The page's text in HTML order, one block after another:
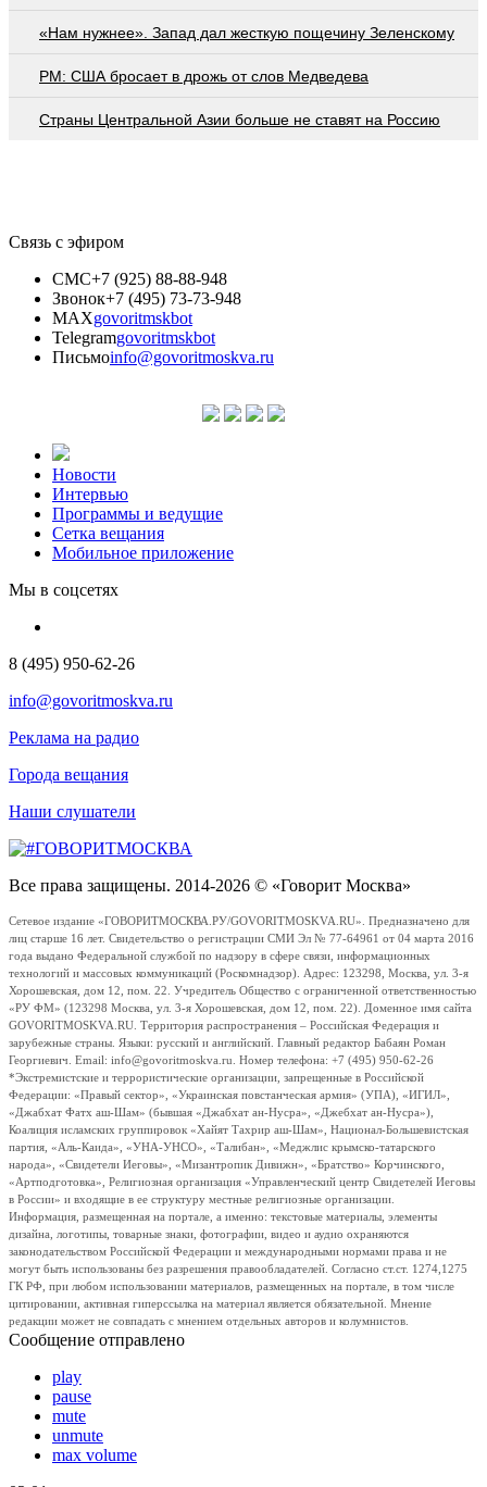
«Нам нужнее». Запад дал жесткую пощечину Зеленскому
PM: США бросает в дрожь от слов Медведева
Страны Центральной Азии больше не ставят на Россию
Связь с эфиром
СМС+7 (925) 88-88-948
Звонок+7 (495) 73-73-948
MAXgovoritmskbot
Telegramgovoritmskbot
Письмоinfo@govoritmoskva.ru
Новости
Интервью
Программы и ведущие
Сетка вещания
Мобильное приложение
Мы в соцсетях
8 (495) 950-62-26
info@govoritmoskva.ru
Реклама на радио
Города вещания
Наши слушатели
Все права защищены. 2014-2026 © «Говорит Москва»
Сетевое издание «ГОВОРИТМОСКВА.РУ/GOVORITMOSKVA.RU». Предназначено для
лиц старше 16 лет. Свидетельство о регистрации СМИ Эл № 77-64961 от 04 марта 2016
года выдано Федеральной службой по надзору в сфере связи, информационных
технологий и массовых коммуникаций (Роскомнадзор). Адрес: 123298, Москва, ул. 3-я
Хорошевская, дом 12, пом. 22. Учредитель Общество с ограниченной ответственностью
«РУ ФМ» (123298 Москва, ул. 3-я Хорошевская, дом 12, пом. 22). Доменное имя сайта
GOVORITMOSKVA.RU. Территория распространения – Российская Федерация и
зарубежные страны. Языки: русский и английский. Главный редактор Бабаян Роман
Георгиевич. Email: info@govoritmoskva.ru. Номер телефона: +7 (495) 950-62-26
*Экстремистские и террористические организации, запрещенные в Российской
Федерации: «Правый сектор», «Украинская повстанческая армия» (УПА), «ИГИЛ»,
«Джабхат Фатх аш-Шам» (бывшая «Джабхат ан-Нусра», «Джебхат ан-Нусра»),
Коалиция исламских группировок «Хайят Тахрир аш-Шам», Национал-Большевистская
партия, «Аль-Каида», «УНА-УНСО», «Талибан», «Меджлис крымско-татарского
народа», «Свидетели Иеговы», «Мизантропик Дивижн», «Братство» Корчинского,
«Артподготовка», Религиозная организация «Управленческий центр Свидетелей Иеговы
в России» и входящие в ее структуру местные религиозные организации.
Информация, размещенная на портале, а именно: текстовые материалы, элементы
дизайна, логотипы, товарные знаки, фотографии, видео и аудио охраняются
законодательством Российской Федерации и международными нормами права и не
могут быть использованы без разрешения правообладателей. Согласно ст.ст. 1274,1275
ГК РФ, при любом использовании материалов, размещенных на портале, в том числе
цитировании, активная гиперссылка на материал является обязательной. Мнение
редакции может не совпадать с мнением отдельных авторов и колумнистов.
Сообщение отправлено
play
pause
mute
unmute
max volume